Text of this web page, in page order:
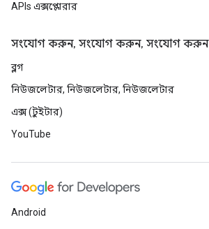
APIs এক্সপ্লোরার
সংযোগ করুন, সংযোগ করুন, সংযোগ করুন
ব্লগ
নিউজলেটার, নিউজলেটার, নিউজলেটার
এক্স (টুইটার)
YouTube
Android